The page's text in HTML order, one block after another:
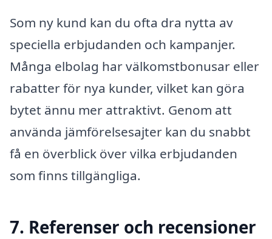
Som ny kund kan du ofta dra nytta av
speciella erbjudanden och kampanjer.
Många elbolag har välkomstbonusar eller
rabatter för nya kunder, vilket kan göra
bytet ännu mer attraktivt. Genom att
använda jämförelsesajter kan du snabbt
få en överblick över vilka erbjudanden
som finns tillgängliga.
7. Referenser och recensioner